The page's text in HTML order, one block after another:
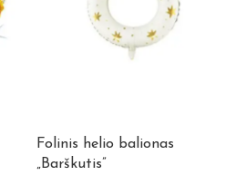
Folinis helio balionas
„Barškutis”